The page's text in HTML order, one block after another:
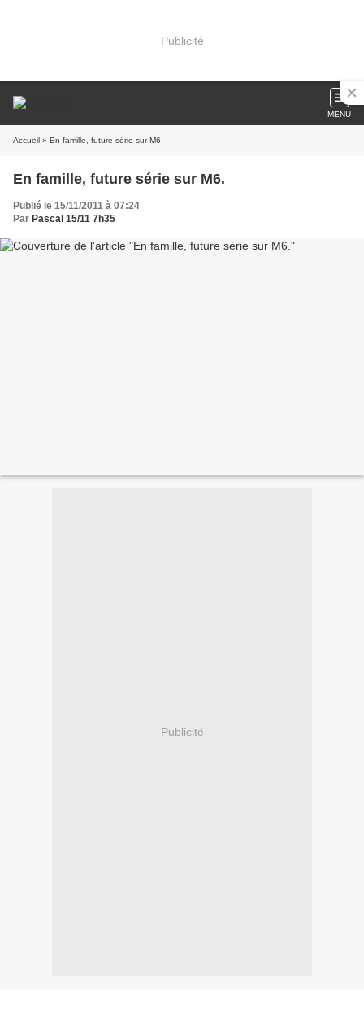
Publicité
MENU
Accueil » En famille, future série sur M6.
En famille, future série sur M6.
Publié le 15/11/2011 à 07:24
Par Pascal 15/11 7h35
Publicité